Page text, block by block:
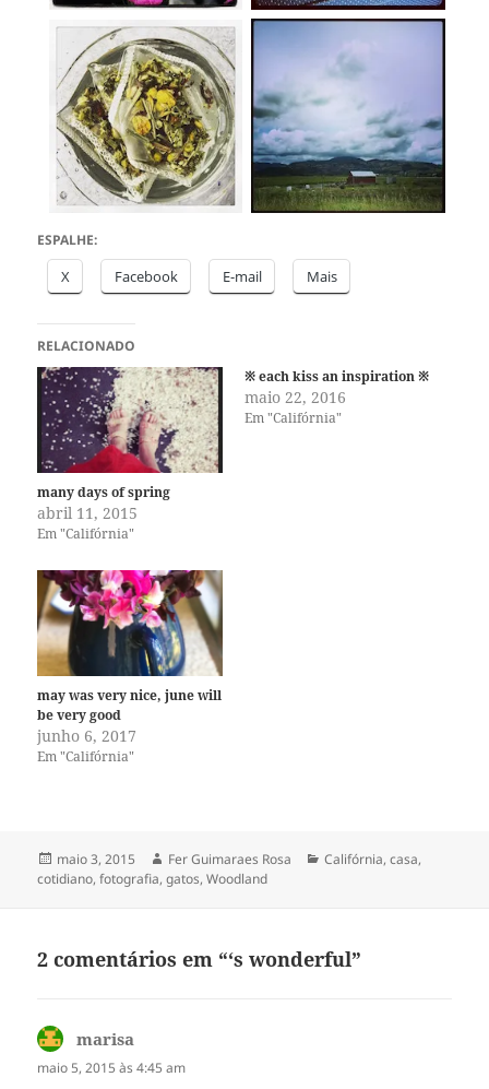
ESPALHE:
X Facebook E-mail Mais
RELACIONADO
many days of spring
abril 11, 2015
Em "Califórnia"
※ each kiss an inspiration ※
maio 22, 2016
Em "Califórnia"
may was very nice, june will
be very good
junho 6, 2017
Em "Califórnia"
Publicado
em
maio 3, 2015 Autor
Fer Guimaraes Rosa Categorias
Califórnia,casa,
cotidiano,fotografia,gatos,Woodland
2 comentários em “‘s wonderful”
marisa
maio 5, 2015 às 4:45 am